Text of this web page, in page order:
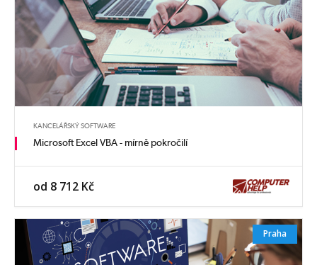
KANCELÁŘSKÝ SOFTWARE
Microsoft Excel VBA - mírně pokročilí
od 8 712 Kč
Praha